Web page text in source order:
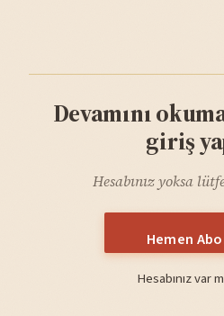
Devamını
giriş
Hesabınız yoksa
Hemen
Hesabınız var